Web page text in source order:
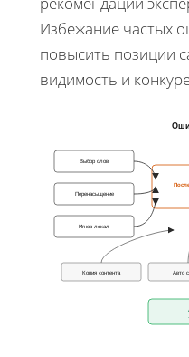
Избежание частых
повысить позиции
видимость и
Выбор слов
Перенасыщение
Игнор локал
Копия контента Авто